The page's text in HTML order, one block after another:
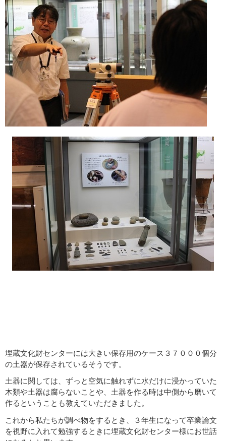
埋蔵文化財センターには大きい保存用のケース３７０００個分
の土器が保存されているそうです。
土器に関しては、ずっと空気に触れずに水だけに浸かっていた
木類や土器は腐らないことや、土器を作る時は中側から磨いて
作るということも教えていただきました。
これから私たちが調べ物をするとき、３年生になって卒業論文
を視野に入れて勉強するときに埋蔵文化財センター様にお世話